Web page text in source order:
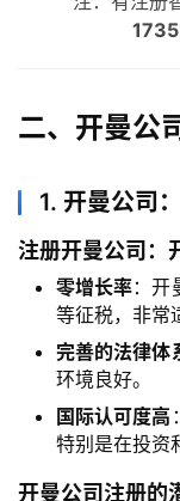
二、开曼公
1. 开曼公司
注册开曼公司：
零增长率：开
等征税，非常
完善的法律体
环境良好。
国际认可度高
特别是在投资
开曼公司注册的